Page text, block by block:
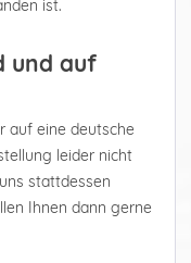
ist.
und auf
auf eine deutsche
leider nicht
stattdessen
Ihnen dann gerne